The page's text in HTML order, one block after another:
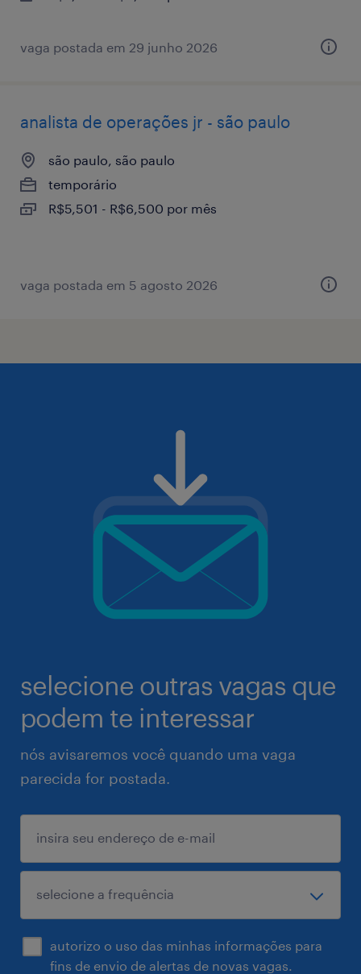
vaga postada em 29 junho 2026
analista de operações jr - são paulo
são paulo, são paulo
temporário
R$5,501 - R$6,500 por mês
vaga postada em 5 agosto 2026
selecione outras vagas que
podem te interessar
nós avisaremos você quando uma vaga
parecida for postada.
autorizo o uso das minhas informações para
fins de envio de alertas de novas vagas.